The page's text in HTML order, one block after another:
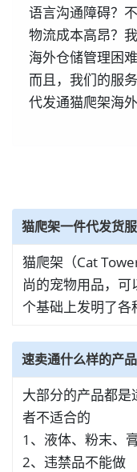
语言沟通障碍？
物流成本高昂？
海外仓储管理困
而且，我们的服
代发通猫爬架海
猫爬架一件代发货
猫爬架（Cat
尚的宠物用品，
个基础上发明了各
速卖通什么样的产
大部分的产品都
者不适合的
1、液体、粉末、
2、违禁品不能做